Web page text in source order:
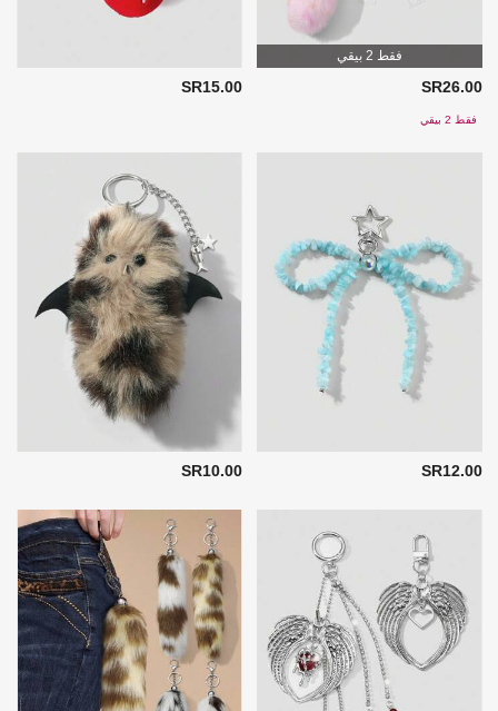
فقط 2 بيقي
SR26.00
فقط 2 بيقي
SR15.00
SR12.00
SR10.00